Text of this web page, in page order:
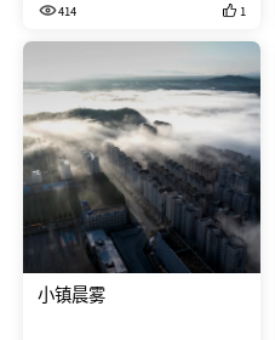
414 1
小镇晨雾